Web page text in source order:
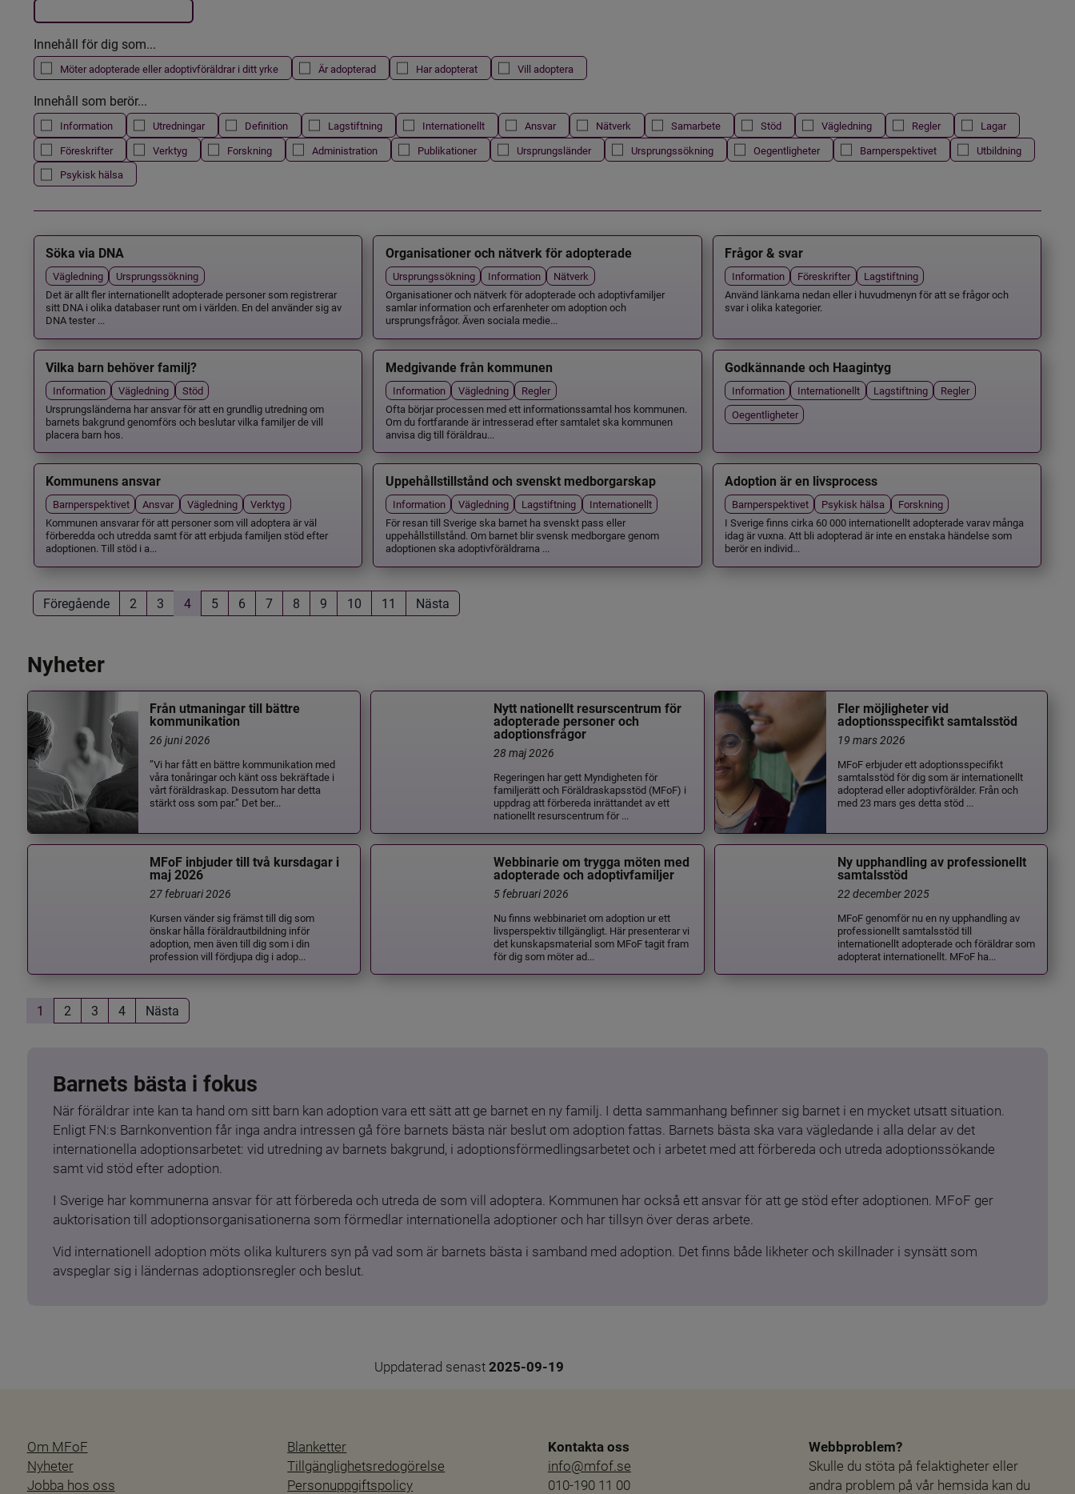
Innehåll för dig som...
Möter adopterade eller adoptivföräldrar i ditt yrke Är adopterad Har adopterat Vill adoptera
Innehåll som berör...
Information Utredningar Definition Lagstiftning Internationellt Ansvar Nätverk Samarbete Stöd Vägledning Regler
Lagar
Föreskrifter
Verktyg Forskning Administration Publikationer Ursprungsländer Ursprungssökning Oegentligheter Barnperspektivet
Utbildning
Psykisk hälsa
Söka via DNA
Vägledning
Ursprungssökning
Det är allt fler internationellt adopterade personer som registrerar
sitt DNA i olika databaser runt om i världen. En del använder sig av
DNA tester ...
Organisationer och nätverk för adopterade
Ursprungssökning Information
Nätverk
Organisationer och nätverk för adopterade och adoptivfamiljer
samlar information och erfarenheter om adoption och
ursprungsfrågor. Även sociala medie...
Frågor & svar
Information Föreskrifter
Lagstiftning
Använd länkarna nedan eller i huvudmenyn för att se frågor och
svar i olika kategorier.
Vilka barn behöver familj?
Information Vägledning
Stöd
Ursprungsländerna har ansvar för att en grundlig utredning om
barnets bakgrund genomförs och beslutar vilka familjer de vill
placera barn hos.
Medgivande från kommunen
Information Vägledning
Regler
Ofta börjar processen med ett informationssamtal hos kommunen.
Om du fortfarande är intresserad efter samtalet ska kommunen
anvisa dig till föräldrau...
Godkännande och Haagintyg
Information Internationellt Lagstiftning
Regler
Oegentligheter
Kommunens ansvar
Barnperspektivet Ansvar Vägledning
Verktyg
Kommunen ansvarar för att personer som vill adoptera är väl
förberedda och utredda samt för att erbjuda familjen stöd efter
adoptionen. Till stöd i a...
Uppehållstillstånd och svenskt medborgarskap
Information Vägledning Lagstiftning
Internationellt
För resan till Sverige ska barnet ha svenskt pass eller
uppehållstillstånd. Om barnet blir svensk medborgare genom
adoptionen ska adoptivföräldrarna ...
Adoption är en livsprocess
Barnperspektivet Psykisk hälsa
Forskning
I Sverige finns cirka 60 000 internationellt adopterade varav många
idag är vuxna. Att bli adopterad är inte en enstaka händelse som
berör en individ...
Föregående 2 3 4 5 6 7 8 9 10 11 Nästa
Nyheter
Från utmaningar till bättre
kommunikation
26 juni 2026
”Vi har fått en bättre kommunikation med
våra tonåringar och känt oss bekräftade i
vårt föräldraskap. Dessutom har detta
stärkt oss som par.” Det ber...
Nytt nationellt resurscentrum för
adopterade personer och
adoptionsfrågor
28 maj 2026
Regeringen har gett Myndigheten för
familjerätt och Föräldraskapsstöd (MFoF) i
uppdrag att förbereda inrättandet av ett
nationellt resurscentrum för ...
Fler möjligheter vid
adoptionsspecifikt samtalsstöd
19 mars 2026
MFoF erbjuder ett adoptionsspecifikt
samtalsstöd för dig som är internationellt
adopterad eller adoptivförälder. Från och
med 23 mars ges detta stöd ...
MFoF inbjuder till två kursdagar i
maj 2026
27 februari 2026
Kursen vänder sig främst till dig som
önskar hålla föräldrautbildning inför
adoption, men även till dig som i din
profession vill fördjupa dig i adop...
Webbinarie om trygga möten med
adopterade och adoptivfamiljer
5 februari 2026
Nu finns webbinariet om adoption ur ett
livsperspektiv tillgängligt. Här presenterar vi
det kunskapsmaterial som MFoF tagit fram
för dig som möter ad...
Ny upphandling av professionellt
samtalsstöd
22 december 2025
MFoF genomför nu en ny upphandling av
professionellt samtalsstöd till
internationellt adopterade och föräldrar som
adopterat internationellt. MFoF ha...
1 2 3 4 Nästa
Barnets bästa i fokus
När föräldrar inte kan ta hand om sitt barn kan adoption vara ett sätt att ge barnet en ny familj. I detta sammanhang befinner sig barnet i en mycket utsatt situation.
Enligt FN:s Barnkonvention får inga andra intressen gå före barnets bästa när beslut om adoption fattas. Barnets bästa ska vara vägledande i alla delar av det
internationella adoptionsarbetet: vid utredning av barnets bakgrund, i adoptionsförmedlingsarbetet och i arbetet med att förbereda och utreda adoptionssökande
samt vid stöd efter adoption.
I Sverige har kommunerna ansvar för att förbereda och utreda de som vill adoptera. Kommunen har också ett ansvar för att ge stöd efter adoptionen. MFoF ger
auktorisation till adoptionsorganisationerna som förmedlar internationella adoptioner och har tillsyn över deras arbete.
Vid internationell adoption möts olika kulturers syn på vad som är barnets bästa i samband med adoption. Det finns både likheter och skillnader i synsätt som
avspeglar sig i ländernas adoptionsregler och beslut.
Uppdaterad senast 2025-09-19
Om MFoF
Nyheter
Jobba hos oss
Blanketter
Tillgänglighetsredogörelse
Personuppgiftspolicy
Kontakta oss
info@mfof.se
010-190 11 00
Webbproblem?
Skulle du stöta på felaktigheter eller
andra problem på vår hemsida kan du